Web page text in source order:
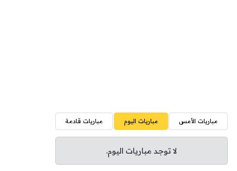
مباريات الأمس مباريات اليوم مباريات قادمة
لا توجد مباريات اليوم.